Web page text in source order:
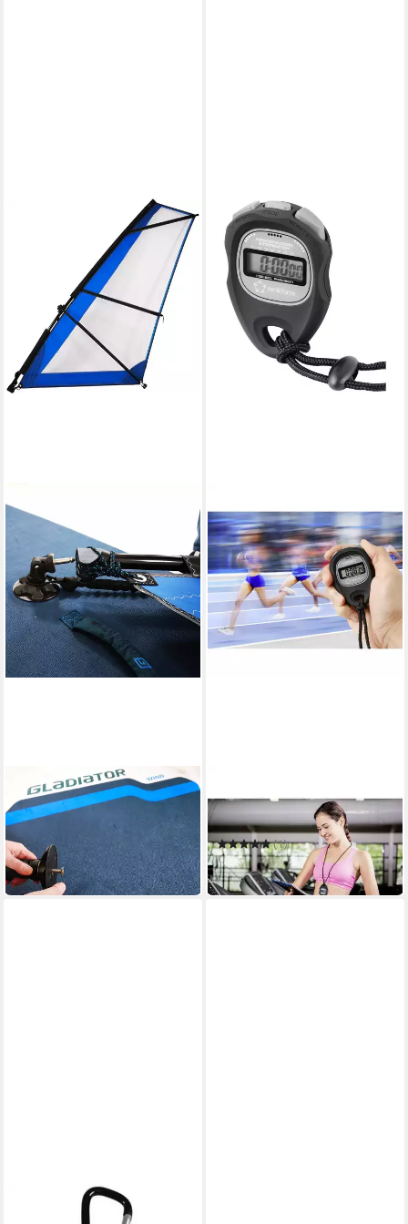
SPORTIME
SUP-Board SUP-Segel
340,00 €
-29%
in 3-4 Werktagen bei dir
Stoppuhr Renkforce WT-034
Stoppuhr digital Schwarz
(1)
8,49 €
in 2-3 Werktagen bei dir
XQMAX DARTS
Etui XQMAX Dart Wallet